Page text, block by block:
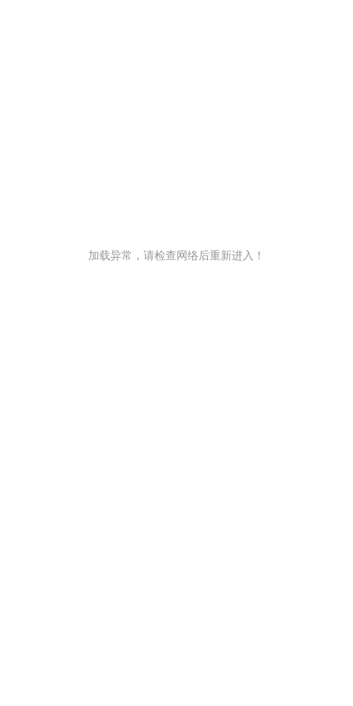
加载异常，请检查网络后重新进入！